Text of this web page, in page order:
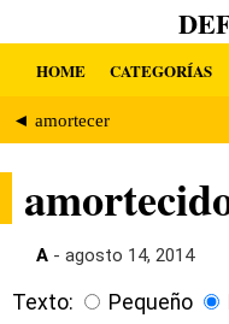
HOME CATEGORÍAS
◄ amortecer
A - agosto 14, 2014
Texto: Pequeño